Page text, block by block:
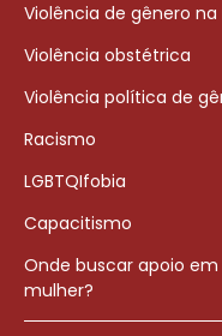
Violência de gênero
Violência obstétrica
Violência política de
Racismo
LGBTQIfobia
Capacitismo
Onde buscar apoio
mulher?